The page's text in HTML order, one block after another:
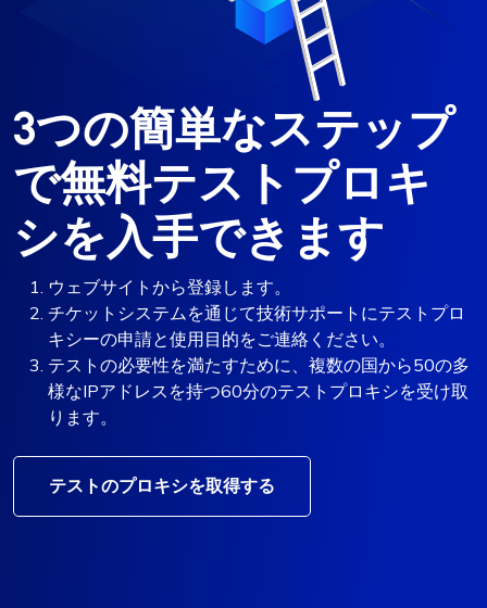
3つの簡単なステップ
で無料テストプロキ
シを入手できます
ウェブサイトから登録します。
チケットシステムを通じて技術サポートにテストプロ
キシーの申請と使用目的をご連絡ください。
テストの必要性を満たすために、複数の国から50の多
様なIPアドレスを持つ60分のテストプロキシを受け取
ります。
テストのプロキシを取得する